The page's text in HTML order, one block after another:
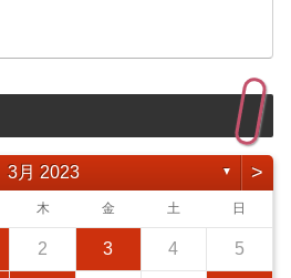
3月 2023 ▼ >
木 金 土 日
2 3 4 5